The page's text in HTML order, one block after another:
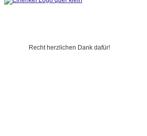
Recht herzlichen Dank dafür!